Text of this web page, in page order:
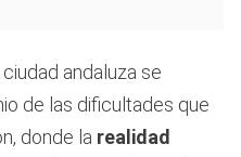
andaluza se
de las dificultades que
donde la realidad